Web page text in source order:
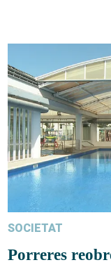
SOCIETAT
Porreres